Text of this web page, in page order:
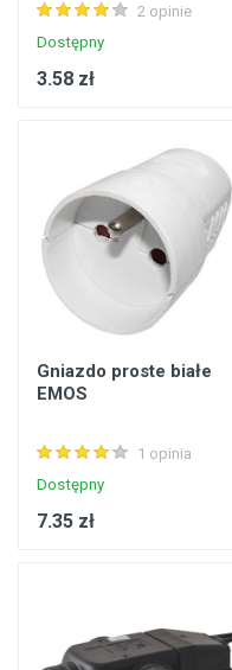
2 opinie
Dostępny
3.58 zł
Gniazdo proste białe
EMOS
1 opinia
Dostępny
7.35 zł